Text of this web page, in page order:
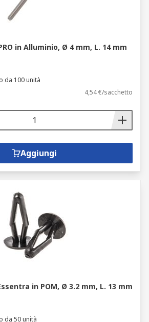
in Alluminio, Ø 4 mm, L. 14 mm
da 100 unità
4,54 €/sacchetto
Aggiungi
in POM, Ø 3.2 mm, L. 13 mm
da 50 unità